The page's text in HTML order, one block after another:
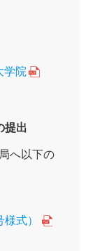
学院
提出
へ以下の
式）